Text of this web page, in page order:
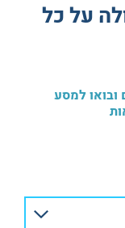
על כל
ובואו למסע